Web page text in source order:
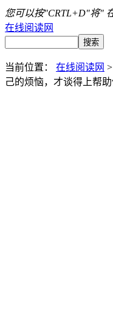
您可以按"CRTL+D"将"
在线阅读网
当前位置： 在线阅读网 >
己的烦恼，才谈得上帮助